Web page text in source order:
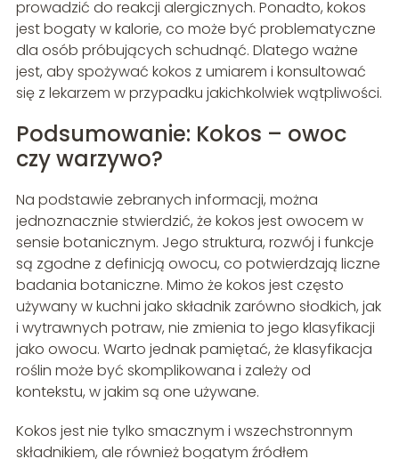
prowadzić do reakcji alergicznych. Ponadto, kokos
jest bogaty w kalorie, co może być problematyczne
dla osób próbujących schudnąć. Dlatego ważne
jest, aby spożywać kokos z umiarem i konsultować
się z lekarzem w przypadku jakichkolwiek wątpliwości.
Podsumowanie: Kokos – owoc
czy warzywo?
Na podstawie zebranych informacji, można
jednoznacznie stwierdzić, że kokos jest owocem w
sensie botanicznym. Jego struktura, rozwój i funkcje
są zgodne z definicją owocu, co potwierdzają liczne
badania botaniczne. Mimo że kokos jest często
używany w kuchni jako składnik zarówno słodkich, jak
i wytrawnych potraw, nie zmienia to jego klasyfikacji
jako owocu. Warto jednak pamiętać, że klasyfikacja
roślin może być skomplikowana i zależy od
kontekstu, w jakim są one używane.
Kokos jest nie tylko smacznym i wszechstronnym
składnikiem, ale również bogatym źródłem